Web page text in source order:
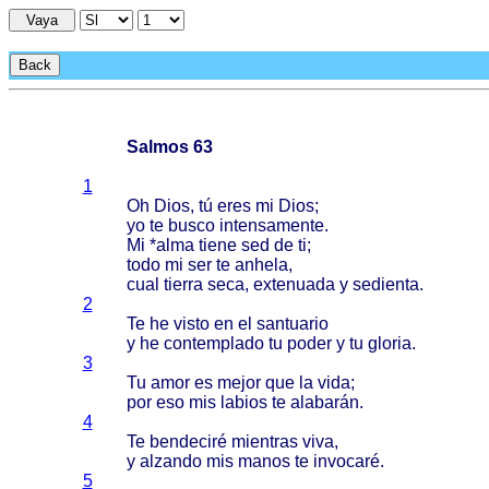
Vaya
Back
Salmos 63
1
Oh Dios, tú eresmi Dios;
yo te busco intensamente.
Mi *alma tienesed de ti;
todomi ser te anhela,
cual tierra seca, extenuada y sedienta.
2
Te he vistoen el santuario
y he contempladotu podery tu gloria.
3
Tu amores mejorque la vida;
por eso mis labioste alabarán.
4
Te bendeciré mientras viva,
y alzandomis manoste invocaré.
5